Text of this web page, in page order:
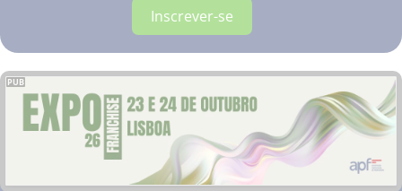
Inscrever-se
PUB